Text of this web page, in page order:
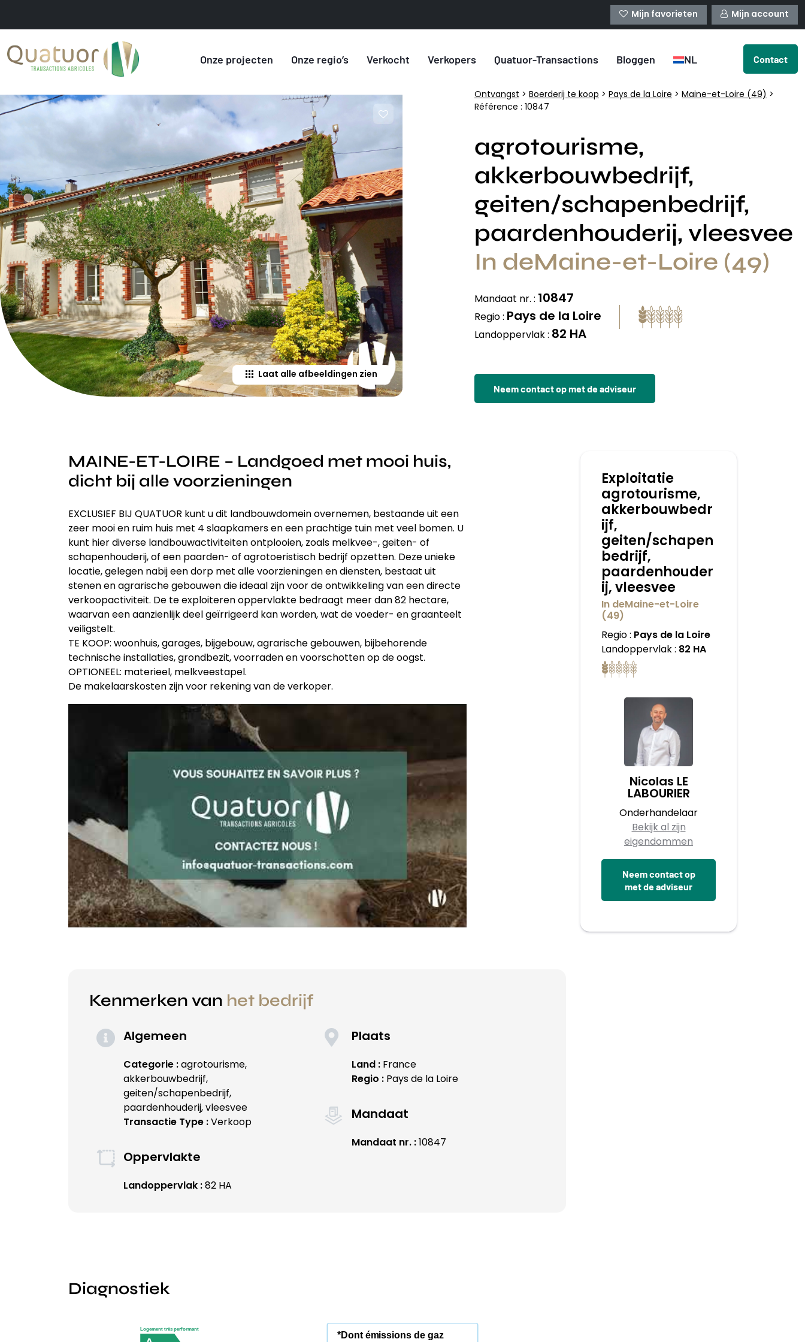
Mijn favorieten Mijn account
Onze projecten Onze regio’s Verkocht Verkopers Quatuor-Transactions Bloggen NL Contact
Laat alle afbeeldingen zien
Ontvangst > Boerderij te koop > Pays de la Loire > Maine-et-Loire (49) >
Référence : 10847
agrotourisme,
akkerbouwbedrijf,
geiten/schapenbedrijf,
paardenhouderij, vleesvee
In deMaine-et-Loire (49)
Mandaat nr. : 10847
Regio : Pays de la Loire
Landoppervlak : 82 HA
Neem contact op met de adviseur
Exploitatie
agrotourisme,
akkerbouwbedr
ijf,
geiten/schapen
bedrijf,
paardenhouder
ij, vleesvee
In deMaine-et-Loire
(49)
Regio : Pays de la Loire
Landoppervlak : 82 HA
Nicolas LE
LABOURIER
Onderhandelaar
Bekijk al zijn
eigendommen
Neem contact op
met de adviseur
MAINE-ET-LOIRE – Landgoed met mooi huis,
dicht bij alle voorzieningen
EXCLUSIEF BIJ QUATUOR kunt u dit landbouwdomein overnemen, bestaande uit een
zeer mooi en ruim huis met 4 slaapkamers en een prachtige tuin met veel bomen. U
kunt hier diverse landbouwactiviteiten ontplooien, zoals melkvee-, geiten- of
schapenhouderij, of een paarden- of agrotoeristisch bedrijf opzetten. Deze unieke
locatie, gelegen nabij een dorp met alle voorzieningen en diensten, bestaat uit
stenen en agrarische gebouwen die ideaal zijn voor de ontwikkeling van een directe
verkoopactiviteit. De te exploiteren oppervlakte bedraagt meer dan 82 hectare,
waarvan een aanzienlijk deel geïrrigeerd kan worden, wat de voeder- en graanteelt
veiligstelt.
TE KOOP: woonhuis, garages, bijgebouw, agrarische gebouwen, bijbehorende
technische installaties, grondbezit, voorraden en voorschotten op de oogst.
OPTIONEEL: materieel, melkveestapel.
De makelaarskosten zijn voor rekening van de verkoper.
Kenmerken van het bedrijf
Algemeen
Categorie :agrotourisme,
akkerbouwbedrijf,
geiten/schapenbedrijf,
paardenhouderij, vleesvee
Transactie Type :Verkoop
Oppervlakte
Landoppervlak :82 HA
Plaats
Land :France
Regio :Pays de la Loire
Mandaat
Mandaat nr. :10847
Diagnostiek
Logement très performant
*Dont émissions de gaz